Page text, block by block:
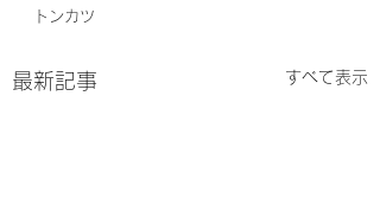
トンカツ
最新記事 すべて表示